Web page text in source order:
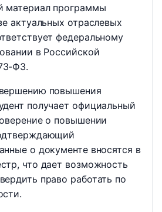
материал программы
актуальных отраслевых
федеральному
в Российской
ФЗ.
повышения
получает официальный
о повышении
о документе вносятся в
что дает возможность
право работать по